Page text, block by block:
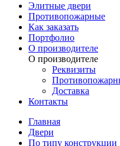
Элитные двери
Противопожарные
Как заказать
Портфолио
О производителе
О производителе
Реквизиты
Доставка
Контакты
Главная
Двери
По типу конструкции